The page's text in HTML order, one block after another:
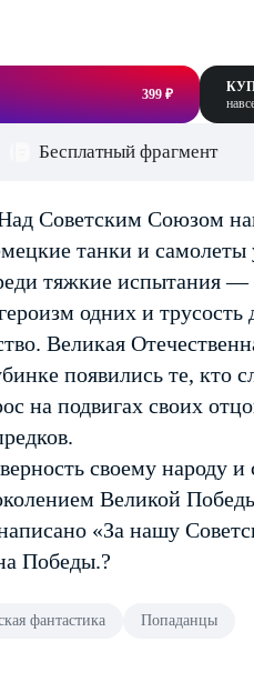
399 ₽
Бесплатный фрагмент
Советским Союзом
танки и
тяжкие испытания —
одних и трусость
Великая
появились те, кто
на подвигах своих
своему народу и
Великой
«За нашу
Победы.?
фантастика Попаданцы